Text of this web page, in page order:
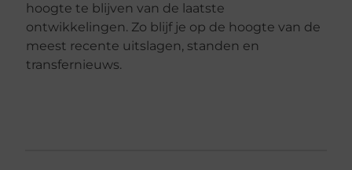
hoogte te blijven van de laatste
ontwikkelingen. Zo blijf je op de hoogte van de
meest recente uitslagen, standen en
transfernieuws.